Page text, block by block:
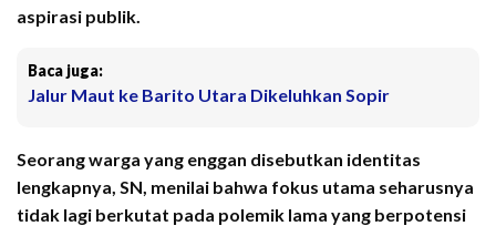
aspirasi publik.
Baca juga:
Jalur Maut ke Barito Utara Dikeluhkan Sopir
Seorang warga yang enggan disebutkan identitas
lengkapnya, SN, menilai bahwa fokus utama seharusnya
tidak lagi berkutat pada polemik lama yang berpotensi